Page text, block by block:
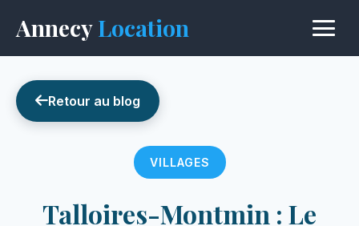
AnnecyLocation
Retour au blog
VILLAGES
Talloires-Montmin : Le